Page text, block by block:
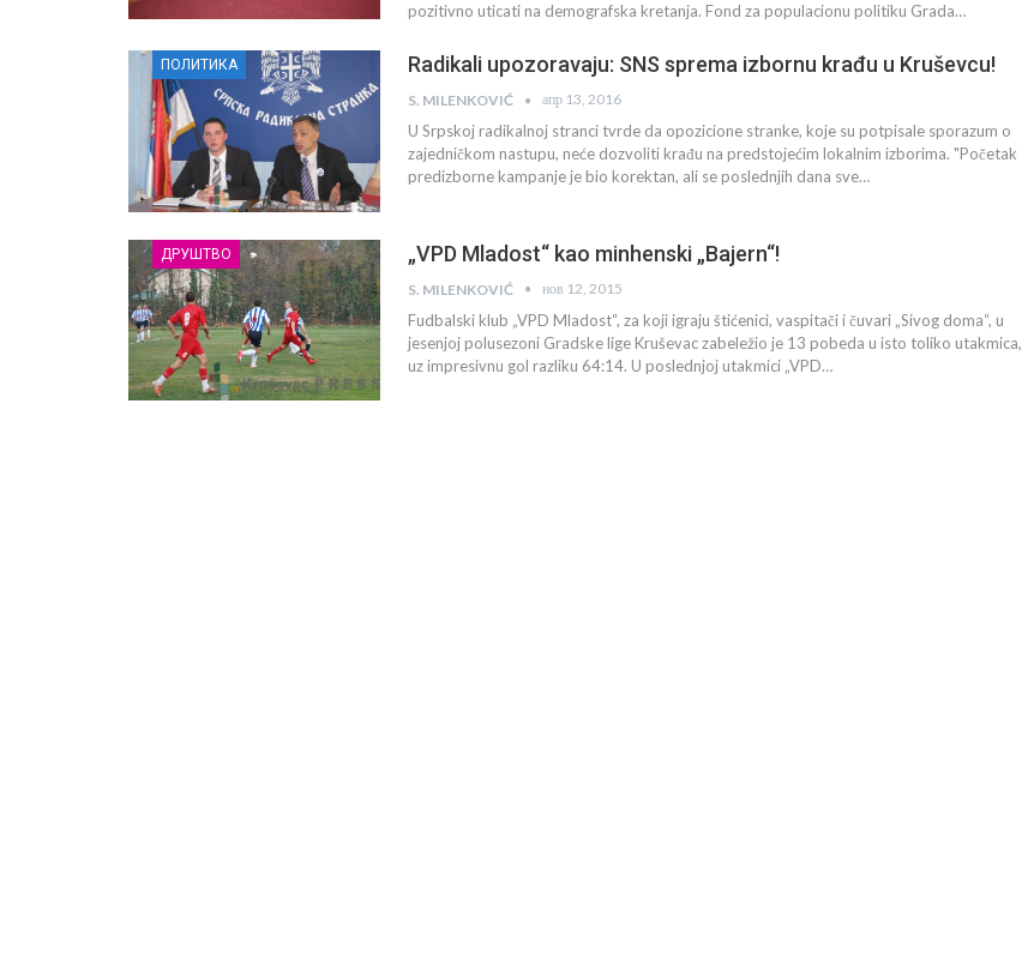
pozitivno uticati na demografska kretanja. Fond za populacionu politiku Grada…
ПОЛИТИКА Radikali upozoravaju: SNS sprema izbornu krađu u Kruševcu!
S. MILENKOVIĆ апр 13, 2016
U Srpskoj radikalnoj stranci tvrde da opozicione stranke, koje su potpisale sporazum o
zajedničkom nastupu, neće dozvoliti krađu na predstojećim lokalnim izborima. "Početak
predizborne kampanje je bio korektan, ali se poslednjih dana sve…
ДРУШТВО „VPD Mladost“ kao minhenski „Bajern“!
S. MILENKOVIĆ нов 12, 2015
Fudbalski klub „VPD Mladost“, za koji igraju štićenici, vaspitači i čuvari „Sivog doma“, u
jesenjoj polusezoni Gradske lige Kruševac zabeležio je 13 pobeda u isto toliko utakmica,
uz impresivnu gol razliku 64:14. U poslednjoj utakmici „VPD…